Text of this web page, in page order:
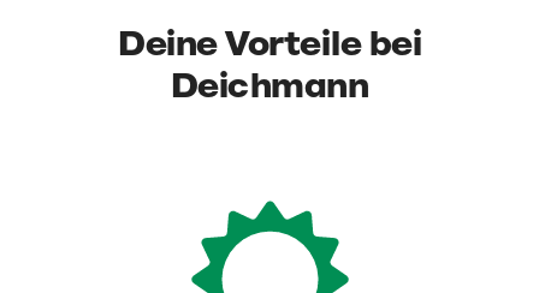
Deine Vorteile bei
Deichmann